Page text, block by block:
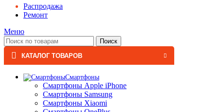
Распродажа
Ремонт
Меню
Поиск
КАТАЛОГ ТОВАРОВ
Смартфоны
Смартфоны Apple iPhone
Смартфоны Samsung
Смартфоны Xiaomi